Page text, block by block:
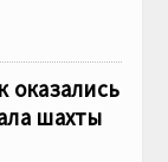
оказались
шахты